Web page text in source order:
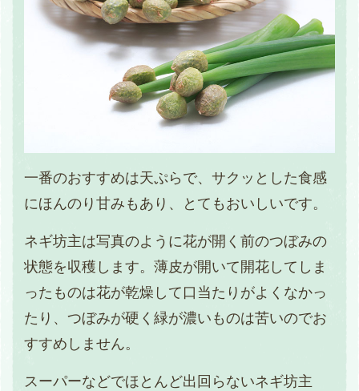
一番のおすすめは天ぷらで、サクッとした食感
にほんのり甘みもあり、とてもおいしいです。
ネギ坊主は写真のように花が開く前のつぼみの
状態を収穫します。薄皮が開いて開花してしま
ったものは花が乾燥して口当たりがよくなかっ
たり、つぼみが硬く緑が濃いものは苦いのでお
すすめしません。
スーパーなどでほとんど出回らないネギ坊主